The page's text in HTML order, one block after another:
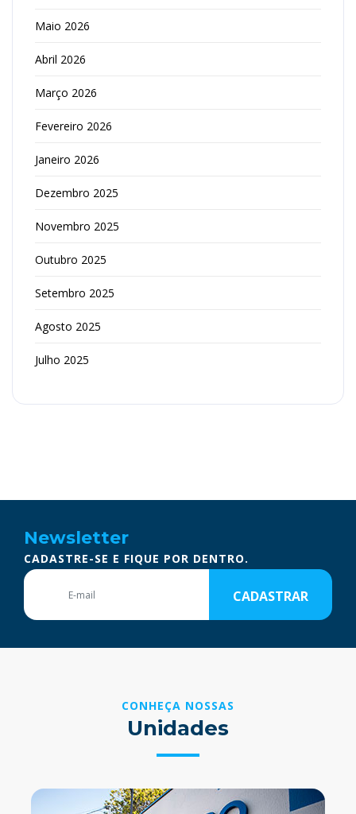
Maio 2026
Abril 2026
Março 2026
Fevereiro 2026
Janeiro 2026
Dezembro 2025
Novembro 2025
Outubro 2025
Setembro 2025
Agosto 2025
Julho 2025
Newsletter
CADASTRE-SE E FIQUE POR DENTRO.
CADASTRAR
CONHEÇA NOSSAS
Unidades